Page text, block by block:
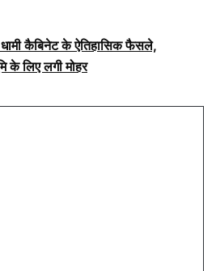
कैबिनेट के ऐतिहासिक फैसले,
के लिए लगी मोहर